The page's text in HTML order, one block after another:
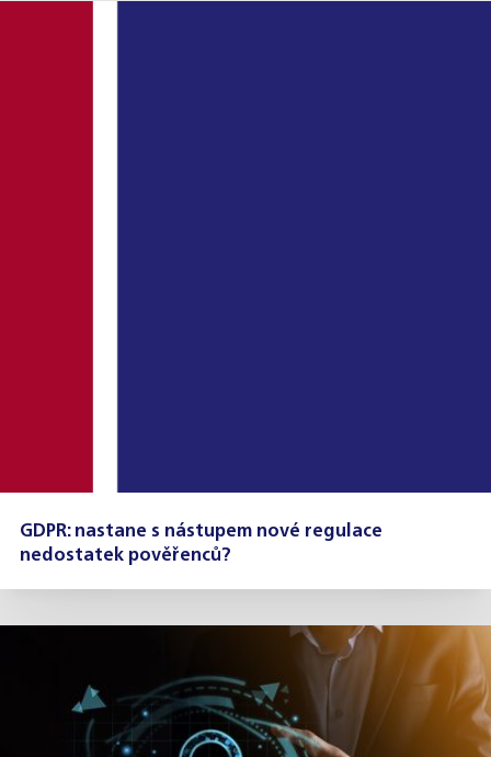
GDPR: nastane s nástupem nové regulace
nedostatek pověřenců?